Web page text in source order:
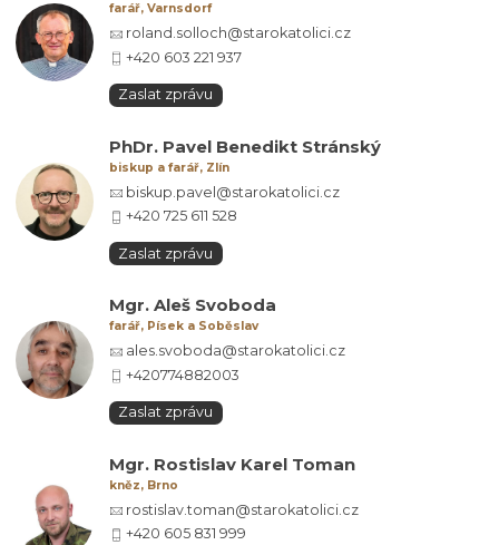
farář, Varnsdorf
roland.solloch@starokatolici.cz
+420 603 221 937
Zaslat zprávu
PhDr. Pavel Benedikt Stránský
biskup a farář, Zlín
biskup.pavel@starokatolici.cz
+420 725 611 528
Zaslat zprávu
Mgr. Aleš Svoboda
farář, Písek a Soběslav
ales.svoboda@starokatolici.cz
+420774882003
Zaslat zprávu
Mgr. Rostislav Karel Toman
kněz, Brno
rostislav.toman@starokatolici.cz
+420 605 831 999